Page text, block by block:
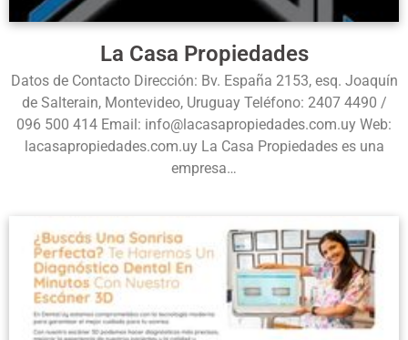
La Casa Propiedades
Datos de Contacto Dirección: Bv. España 2153, esq. Joaquín
de Salterain, Montevideo, Uruguay Teléfono: 2407 4490 /
096 500 414 Email: info@lacasapropiedades.com.uy Web:
lacasapropiedades.com.uy La Casa Propiedades es una
empresa…